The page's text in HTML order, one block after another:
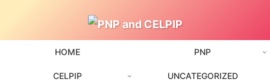
HOME PNP
CELPIP UNCATEGORIZED